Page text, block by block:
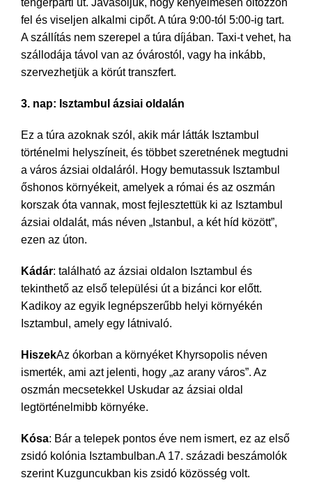
tengerparti út. Javasoljuk, hogy kényelmesen öltözzön
fel és viseljen alkalmi cipőt. A túra 9:00-tól 5:00-ig tart.
A szállítás nem szerepel a túra díjában. Taxi-t vehet, ha
szállodája távol van az óvárostól, vagy ha inkább,
szervezhetjük a körút transzfert.
3. nap: Isztambul ázsiai oldalán
Ez a túra azoknak szól, akik már látták Isztambul
történelmi helyszíneit, és többet szeretnének megtudni
a város ázsiai oldaláról. Hogy bemutassuk Isztambul
őshonos környékeit, amelyek a római és az oszmán
korszak óta vannak, most fejlesztettük ki az Isztambul
ázsiai oldalát, más néven „Istanbul, a két híd között”,
ezen az úton.
Kádár: található az ázsiai oldalon Isztambul és
tekinthető az első települési út a bizánci kor előtt.
Kadikoy az egyik legnépszerűbb helyi környékén
Isztambul, amely egy látnivaló.
HiszekAz ókorban a környéket Khyrsopolis néven
ismerték, ami azt jelenti, hogy „az arany város”. Az
oszmán mecsetekkel Uskudar az ázsiai oldal
legtörténelmibb környéke.
Kósa: Bár a telepek pontos éve nem ismert, ez az első
zsidó kolónia Isztambulban.A 17. századi beszámolók
szerint Kuzguncukban kis zsidó közösség volt.